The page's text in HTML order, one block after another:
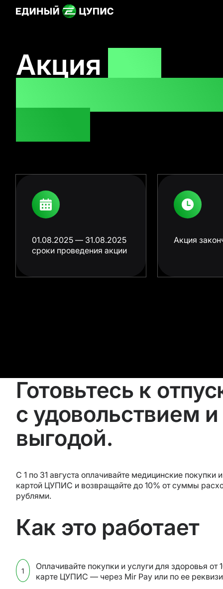
Назад
Акция
01.08.2025 — 31.08.2025
сроки проведения акции
Акция
Готовьтесь к
с удовольствием и
выгодой.
С 1 по 31 августа оплачивайте медицинские покупки
картой ЦУПИС и возвращайте до 10% от суммы
рублями.
Как это работает
Оплачивайте покупки и услуги для здоровья от
карте ЦУПИС — через Mir Pay или по ее